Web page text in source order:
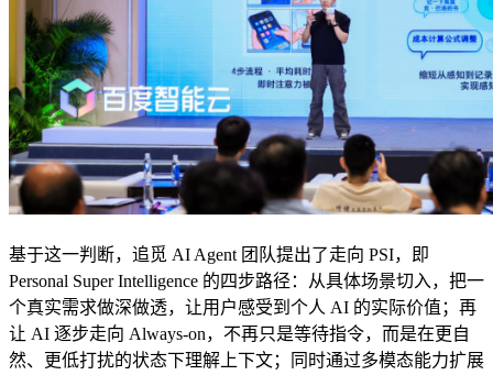
基于这一判断，追觅 AI Agent 团队提出了走向 PSI，即
Personal Super Intelligence 的四步路径：从具体场景切入，把一
个真实需求做深做透，让用户感受到个人 AI 的实际价值；再
让 AI 逐步走向 Always-on，不再只是等待指令，而是在更自
然、更低打扰的状态下理解上下文；同时通过多模态能力扩展